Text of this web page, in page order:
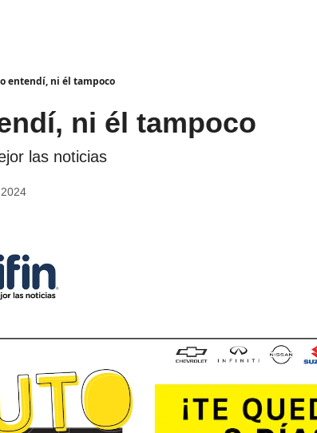
entendí, ni él tampoco
ni él tampoco
las noticias